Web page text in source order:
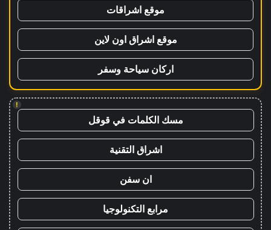
موقع اشراقات
موقع اشراق اون لاين
اركان سياحة وسفر
!
مسك الكلمات في قوقل
اشراق التقنية
ان سفن
مرابع التكنولوجيا